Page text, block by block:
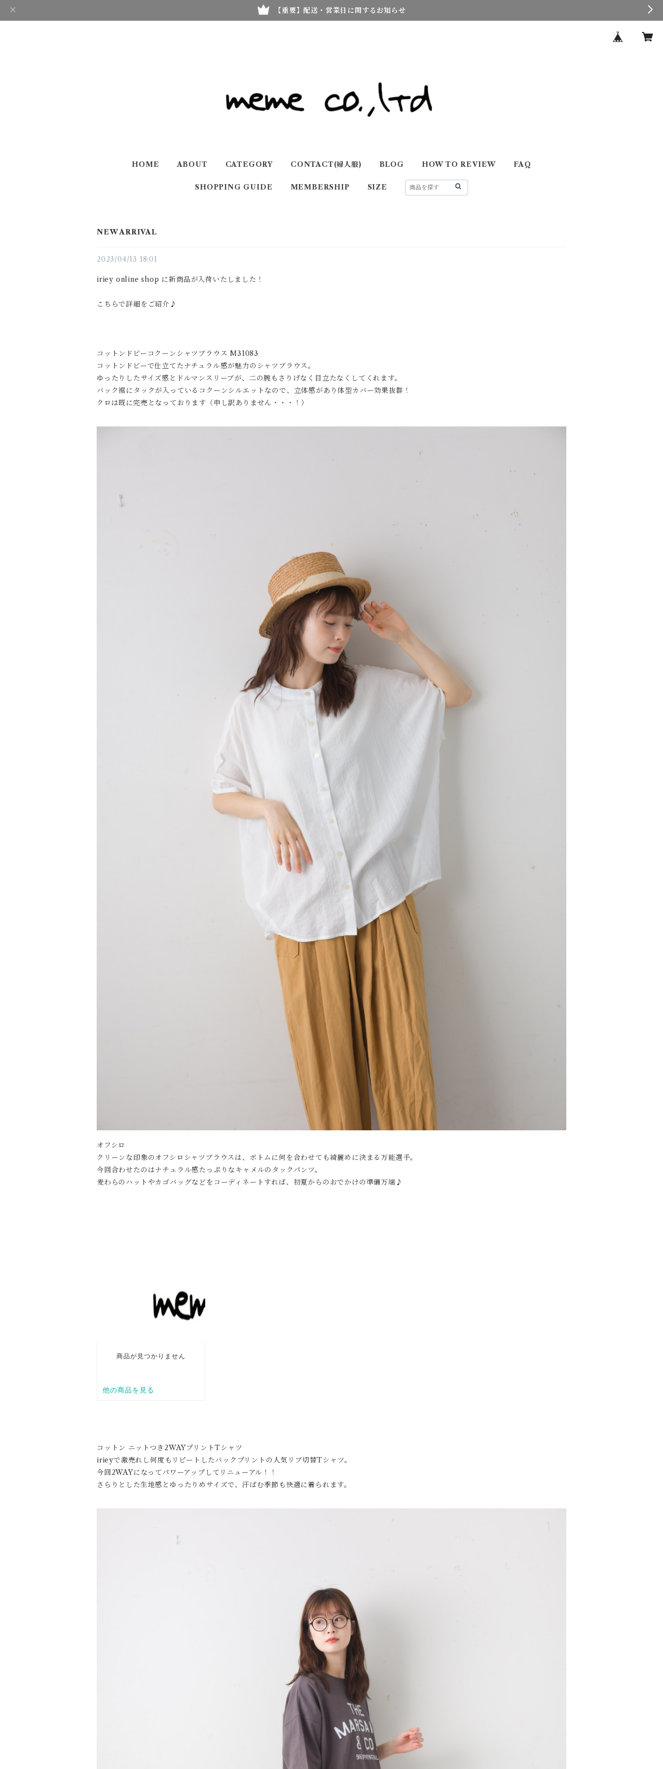
【重要】配送・営業日に関するお知らせ
HOME ABOUT CATEGORY CONTACT(婦人服) BLOG HOW TO REVIEW FAQ
SHOPPING GUIDE MEMBERSHIP SIZE
NEW ARRIVAL
2023/04/13 18:01
iriey online shop に新商品が入荷いたしました！
こちらで詳細をご紹介♪
コットンドビーコクーンシャツブラウス M31083
コットンドビーで仕立てたナチュラル感が魅力のシャツブラウス。
ゆったりしたサイズ感とドルマンスリーブが、二の腕もさりげなく目立たなくしてくれます。
バック裾にタックが入っているコクーンシルエットなので、立体感があり体型カバー効果抜群！
クロは既に完売となっております（申し訳ありません・・・！）
オフシロ
クリーンな印象のオフシロシャツブラウスは、ボトムに何を合わせても綺麗めに決まる万能選手。
今回合わせたのはナチュラル感たっぷりなキャメルのタックパンツ。
麦わらのハットやカゴバッグなどをコーディネートすれば、初夏からのおでかけの準備万端♪
コットン ニットつき2WAYプリントTシャツ
irieyで激売れし何度もリピートしたバックプリントの人気リブ切替Tシャツ。
今回2WAYになってパワーアップしてリニューアル！！
さらりとした生地感とゆったりめサイズで、汗ばむ季節も快適に着られます。